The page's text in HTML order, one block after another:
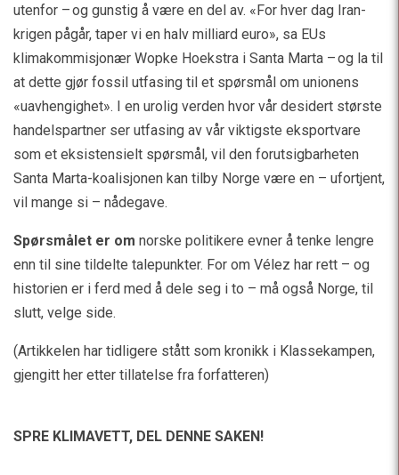
utenfor – og gunstig å være en del av. «For hver dag Iran-
krigen pågår, taper vi en halv milliard euro», sa EUs
klimakommisjonær Wopke Hoekstra i Santa Marta – og la til
at dette gjør fossil utfasing til et spørsmål om unionens
«uavhengighet». I en urolig verden hvor vår desidert største
handelspartner ser utfasing av vår viktigste eksportvare
som et eksistensielt spørsmål, vil den forutsigbarheten
Santa Marta-koalisjonen kan tilby Norge være en – ufortjent,
vil mange si – nådegave.
Spørsmålet er om norske politikere evner å tenke lengre
enn til sine tildelte talepunkter. For om Vélez har rett – og
historien er i ferd med å dele seg i to – må også Norge, til
slutt, velge side.
(Artikkelen har tidligere stått som kronikk i Klassekampen,
gjengitt her etter tillatelse fra forfatteren)
SPRE KLIMAVETT, DEL DENNE SAKEN!